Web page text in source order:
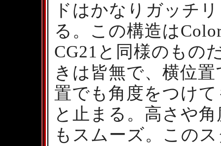
ドはかなりガッチ
る。この構造は
CG21と同様のもの
きは皆無で、横位
置でも角度をつけ
と止まる。高さや
もスムーズ。この